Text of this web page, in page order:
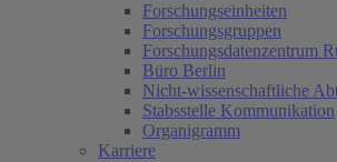
Forschungseinheiten
Forschungsgruppen
Forschungsdatenzentrum
Büro Berlin
Nicht-wissenschaftliche
Stabsstelle Kommunikation
Organigramm
Karriere